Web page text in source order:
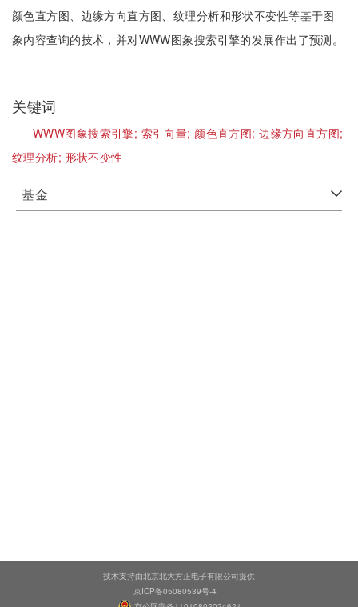
颜色直方图、边缘方向直方图、纹理分析和形状不变性等基于图
象内容查询的技术，并对WWW图象搜索引擎的发展作出了预测。
关键词
WWW图象搜索引擎; 索引向量; 颜色直方图;边缘方向直方图;
纹理分析; 形状不变性
基金
技术支持由北京北大方正电子有限公司提供
京ICP备05080539号-4